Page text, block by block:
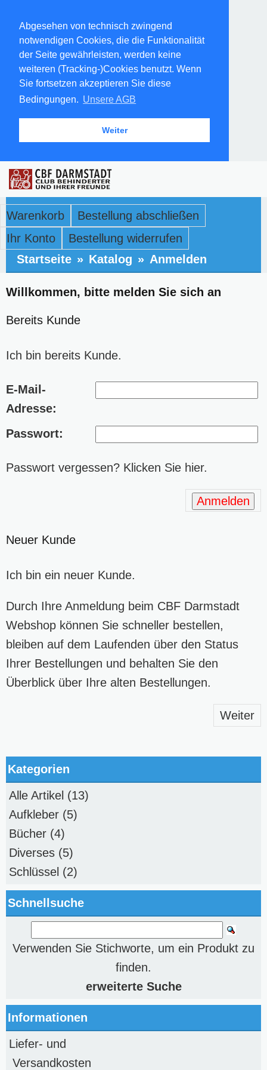
Abgesehen von technisch zwingend
notwendigen Cookies, die die Funktionalität
der Seite gewährleisten, werden keine
weiteren (Tracking-)Cookies benutzt. Wenn
Sie fortsetzen akzeptieren Sie diese
Bedingungen. Unsere AGB
Weiter
Warenkorb
Bestellung abschließen
Ihr Konto
Bestellung widerrufen
Startseite » Katalog » Anmelden
Willkommen, bitte melden Sie sich an
Bereits Kunde
Ich bin bereits Kunde.
E-Mail-
Adresse:
Passwort:
Passwort vergessen? Klicken Sie hier.
Anmelden
Neuer Kunde
Ich bin ein neuer Kunde.
Durch Ihre Anmeldung beim CBF Darmstadt
Webshop können Sie schneller bestellen,
bleiben auf dem Laufenden über den Status
Ihrer Bestellungen und behalten Sie den
Überblick über Ihre alten Bestellungen.
Weiter
Kategorien
Alle Artikel (13)
Aufkleber (5)
Bücher (4)
Diverses (5)
Schlüssel (2)
Schnellsuche
Verwenden Sie Stichworte, um ein Produkt zu
finden.
erweiterte Suche
Informationen
Liefer- und
Versandkosten